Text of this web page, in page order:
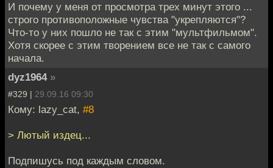
И почему у меня от просмотра трех минут этого ...
строго противоположные чувства "укрепляются"?
Что-то у них пошло не так с этим "мультфильмом".
Хотя скорее с этим творением все не так с самого
начала.
dyz1964 »
#329 | 29.09.16 09:30
Кому: lazy_cat, #8
> Лютый издец...
Подпишусь под каждым словом.